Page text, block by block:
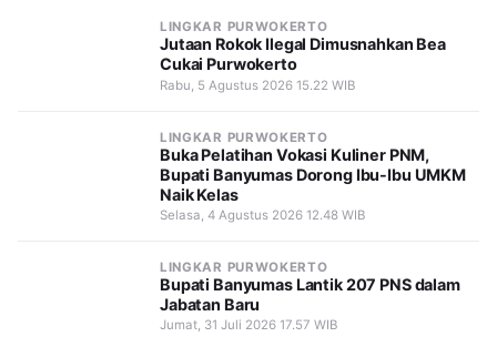
LINGKAR PURWOKERTO
Jutaan Rokok Ilegal Dimusnahkan Bea
Cukai Purwokerto
Rabu, 5 Agustus 2026 15.22 WIB
LINGKAR PURWOKERTO
Buka Pelatihan Vokasi Kuliner PNM,
Bupati Banyumas Dorong Ibu-Ibu UMKM
Naik Kelas
Selasa, 4 Agustus 2026 12.48 WIB
LINGKAR PURWOKERTO
Bupati Banyumas Lantik 207 PNS dalam
Jabatan Baru
Jumat, 31 Juli 2026 17.57 WIB